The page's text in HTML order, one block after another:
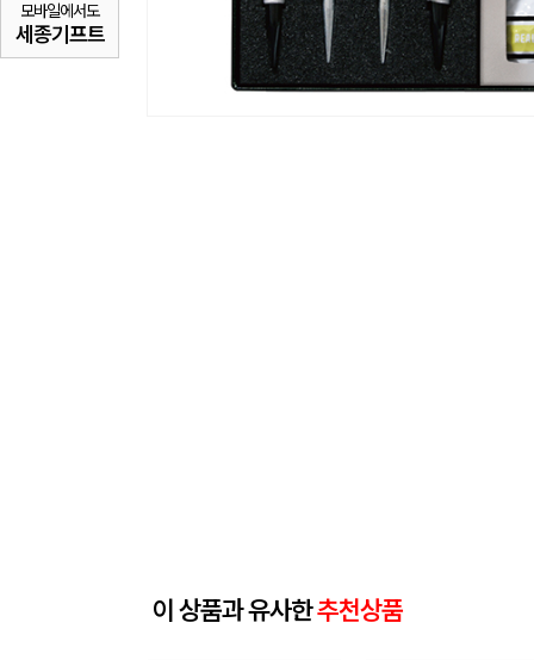
모바일에서도
세종기프트
이 상품과 유사한추천상품